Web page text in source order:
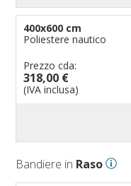
400x600 cm
Poliestere nautico
Prezzo cda:
318,00 €
(IVA inclusa)
Bandiere in Raso